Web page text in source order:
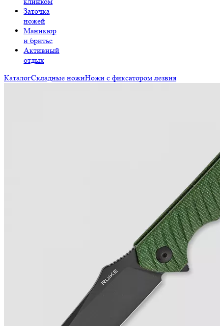
Заточка
ножей
Маникюр
и бритье
Активный
отдых
КаталогСкладные ножиНожи с фиксатором лезвия